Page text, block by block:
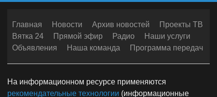
Главная Новости Архив новостей
Проекты ТВ
Вятка 24
Прямой эфир Радио
Наши услуги
Объявления
Наша команда Программа передач
На информационном ресурсе применяются
рекомендательные технологии (информационные